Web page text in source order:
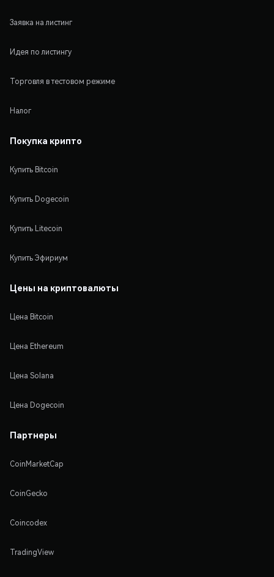
Заявка на листинг
Идея по листингу
Торговля в тестовом режиме
Налог
Покупка крипто
Купить Bitcoin
Купить Dogecoin
Купить Litecoin
Купить Эфириум
Цены на криптовалюты
Цена Bitcoin
Цена Ethereum
Цена Solana
Цена Dogecoin
Партнеры
CoinMarketCap
CoinGecko
Coincodex
TradingView